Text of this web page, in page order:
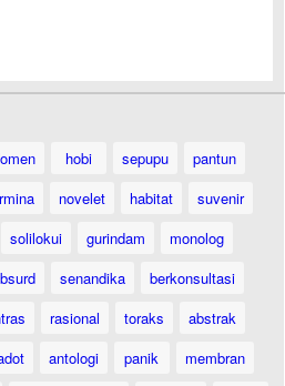
hobi sepupu
pantun
novelet habitat
suvenir
solilokui gurindam
monolog
senandika
berkonsultasi
rasional toraks
abstrak
antologi panik
membran